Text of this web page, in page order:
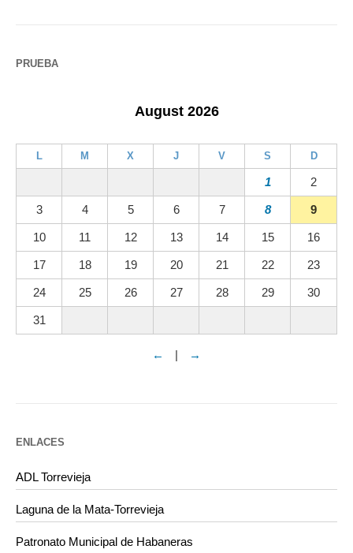
PRUEBA
August 2026
L M X J V S D
1 2
3 4 5 6 7 8 9
10 11 12 13 14 15 16
17 18 19 20 21 22 23
24 25 26 27 28 29 30
31
← | →
ENLACES
ADL Torrevieja
Laguna de la Mata-Torrevieja
Patronato Municipal de Habaneras